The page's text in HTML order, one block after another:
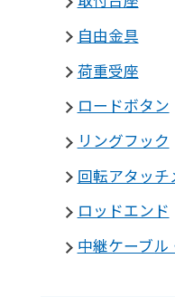
自由金具
荷重受座
ロードボタン
リングフック
回転アタッチ
ロッドエンド
中継ケーブル